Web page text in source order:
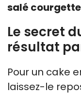
salé
Le secret
résultat
Pour un cake
laissez-le